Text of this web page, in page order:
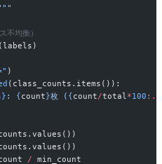
不均衡）
)
(class_counts.items()):
: {count}枚 ( {count/total *100
/ min_count